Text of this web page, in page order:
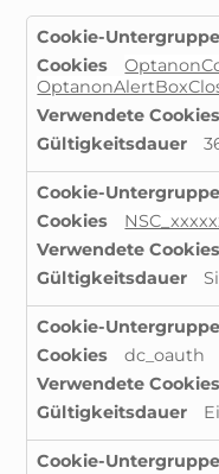
Unbedingt
erforderliche
Cookies
dc_oauth